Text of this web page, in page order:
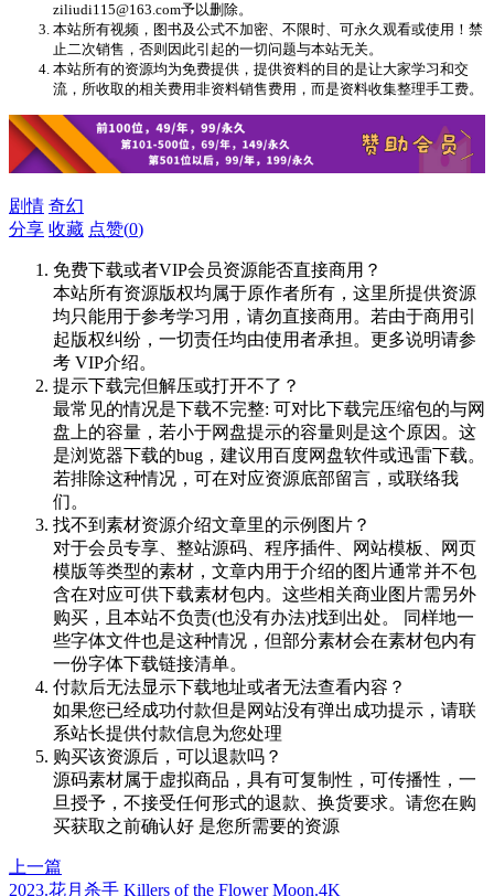
ziliudi115@163.com予以删除。
本站所有视频，图书及公式不加密、不限时、可永久观看或使用！禁
止二次销售，否则因此引起的一切问题与本站无关。
本站所有的资源均为免费提供，提供资料的目的是让大家学习和交
流，所收取的相关费用非资料销售费用，而是资料收集整理手工费。
剧情 奇幻
分享 收藏 点赞(0)
免费下载或者VIP会员资源能否直接商用？
本站所有资源版权均属于原作者所有，这里所提供资源
均只能用于参考学习用，请勿直接商用。若由于商用引
起版权纠纷，一切责任均由使用者承担。更多说明请参
考 VIP介绍。
提示下载完但解压或打开不了？
最常见的情况是下载不完整: 可对比下载完压缩包的与网
盘上的容量，若小于网盘提示的容量则是这个原因。这
是浏览器下载的bug，建议用百度网盘软件或迅雷下载。
若排除这种情况，可在对应资源底部留言，或联络我
们。
找不到素材资源介绍文章里的示例图片？
对于会员专享、整站源码、程序插件、网站模板、网页
模版等类型的素材，文章内用于介绍的图片通常并不包
含在对应可供下载素材包内。这些相关商业图片需另外
购买，且本站不负责(也没有办法)找到出处。 同样地一
些字体文件也是这种情况，但部分素材会在素材包内有
一份字体下载链接清单。
付款后无法显示下载地址或者无法查看内容？
如果您已经成功付款但是网站没有弹出成功提示，请联
系站长提供付款信息为您处理
购买该资源后，可以退款吗？
源码素材属于虚拟商品，具有可复制性，可传播性，一
旦授予，不接受任何形式的退款、换货要求。请您在购
买获取之前确认好 是您所需要的资源
上一篇
2023.花月杀手 Killers of the Flower Moon.4K